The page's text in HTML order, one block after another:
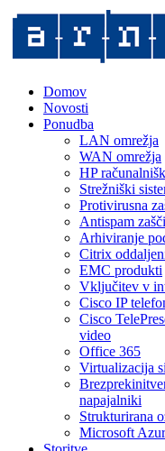
Domov
Novosti
Ponudba
LAN omrežja
WAN omrežja
HP
Strežniški
Protivirusna
Antispam
Arhiviranje
Citrix
EMC produkti
Vključitev v
Cisco IP
Cisco
video
Office 365
Virtualizacija
napajalniki
Strukturirana
Microsoft